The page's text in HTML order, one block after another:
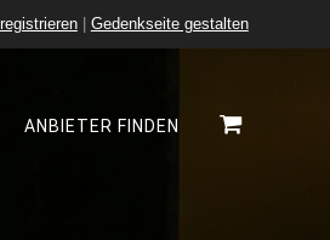
| Gedenkseite gestalten
ANBIETER FINDEN